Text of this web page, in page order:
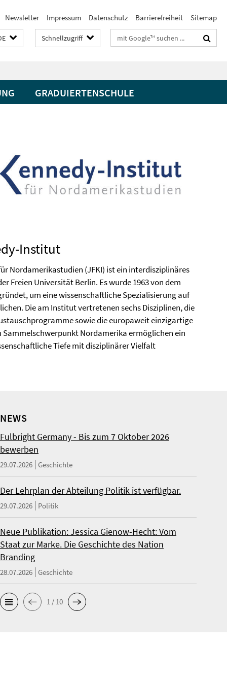
Newsletter Impressum Datenschutz Barrierefreiheit Sitemap
Schnellzugriff Suchbegriffe
GRADUIERTENSCHULE
Institut
Nordamerikastudien (JFKI) ist ein interdisziplinäres
Freien Universität Berlin. Es wurde 1963 von dem
um eine wissenschaftliche Spezialisierung auf
Die am Institut vertretenen sechs Disziplinen, die
sowie die europaweit einzigartige
Nordamerika ermöglichen ein
Tiefe mit disziplinärer Vielfalt
NEWS
Fulbright Germany - Bis zum 7 Oktober 2026
bewerben
29.07.2026 Geschichte
Der Lehrplan der Abteilung Politik ist verfügbar.
29.07.2026 Politik
Neue Publikation: Jessica Gienow-Hecht: Vom
Staat zur Marke. Die Geschichte des Nation
Branding
28.07.2026 Geschichte
1 / 10